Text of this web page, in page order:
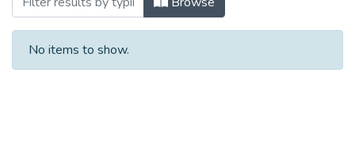
No items to show.